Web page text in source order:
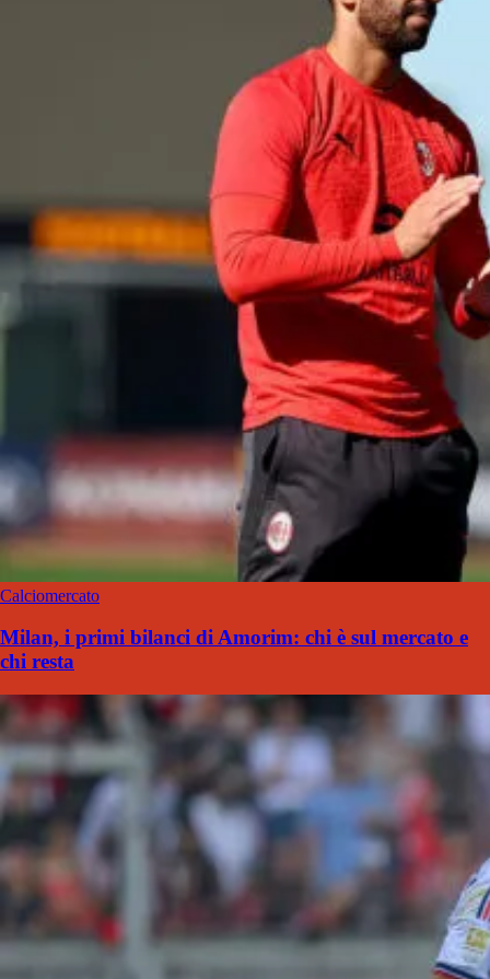
Calciomercato
Milan, i primi bilanci di Amorim: chi è sul mercato e
chi resta